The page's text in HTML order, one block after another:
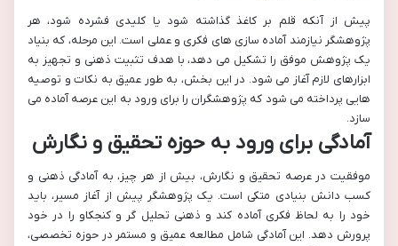
پیش از آنکه قلم بر کاغذ گذاشته شود یا کلیدی فشرده شود، هر
پژوهشگر نیازمند آماده سازی های فکری و عملی است. این مرحله، که بنیاد
یک پژوهش موفق را تشکیل می دهد، با هدف تثبیت ذهنی و تجهیز به
ابزارهای لازم آغاز می شود. در این بخش، به طور عمیق به نکات و توصیه
هایی پرداخته می شود که پژوهشگران را برای ورود به این عرصه آماده می
سازد.
آمادگی برای ورود به حوزه تحقیق و نگارش
موفقیت در عرصه تحقیق و نگارش، بیش از هر چیز، به آمادگی ذهنی و
کسب دانش بنیادی متکی است. یک پژوهشگر پیش از آغاز مسیر، باید
خود را به لحاظ فکری آماده کند و ذهنی تحلیل گر و کنجکاو را در خود
پرورش دهد. این آمادگی شامل مطالعه عمیق و مستمر در حوزه تخصصی،